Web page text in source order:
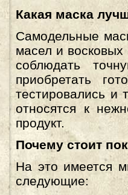
Какая маска
Самодельные
масел и восковых
соблюдать
приобретать
тестировались и
относятся к
продукт.
Почему стоит
На это имеется
следующие: